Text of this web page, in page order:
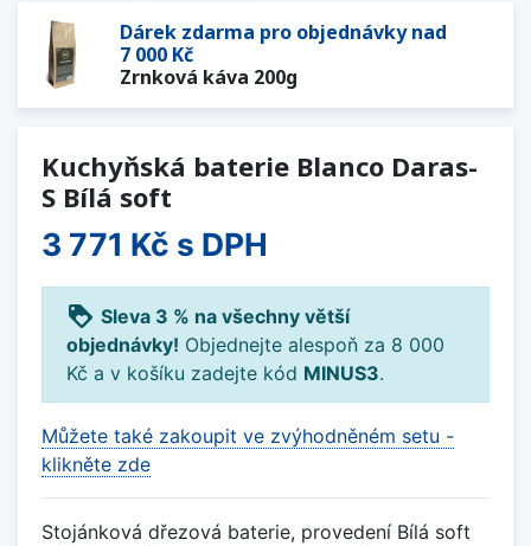
Dárek zdarma pro objednávky nad
7 000 Kč
Zrnková káva 200g
Kuchyňská baterie Blanco Daras-
S Bílá soft
3 771 Kč s DPH
loyalty Sleva 3 % na všechny větší
objednávky! Objednejte alespoň za 8 000
Kč a v košíku zadejte kód MINUS3.
Můžete také zakoupit ve zvýhodněném setu -
klikněte zde
Stojánková dřezová baterie, provedení Bílá soft